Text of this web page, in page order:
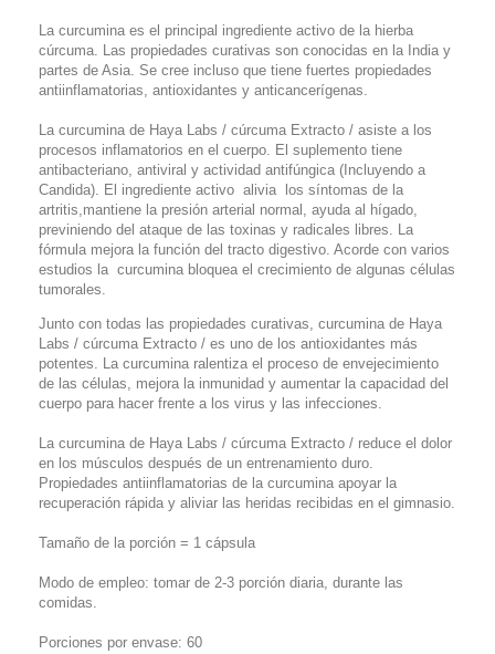
La curcumina es el principal ingrediente activo de la hierba
cúrcuma. Las propiedades curativas son conocidas en la India y
partes de Asia. Se cree incluso que tiene fuertes propiedades
antiinflamatorias, antioxidantes y anticancerígenas.
La curcumina de Haya Labs / cúrcuma Extracto / asiste a los
procesos inflamatorios en el cuerpo. El suplemento tiene
antibacteriano, antiviral y actividad antifúngica (Incluyendo a
Candida). El ingrediente activo alivia los síntomas de la
artritis,mantiene la presión arterial normal, ayuda al hígado,
previniendo del ataque de las toxinas y radicales libres. La
fórmula mejora la función del tracto digestivo. Acorde con varios
estudios la curcumina bloquea el crecimiento de algunas células
tumorales.
Junto con todas las propiedades curativas, curcumina de Haya
Labs / cúrcuma Extracto / es uno de los antioxidantes más
potentes. La curcumina ralentiza el proceso de envejecimiento
de las células, mejora la inmunidad y aumentar la capacidad del
cuerpo para hacer frente a los virus y las infecciones.
La curcumina de Haya Labs / cúrcuma Extracto / reduce el dolor
en los músculos después de un entrenamiento duro.
Propiedades antiinflamatorias de la curcumina apoyar la
recuperación rápida y aliviar las heridas recibidas en el gimnasio.
Tamaño de la porción = 1 cápsula
Modo de empleo: tomar de 2-3 porción diaria, durante las
comidas.
Porciones por envase: 60